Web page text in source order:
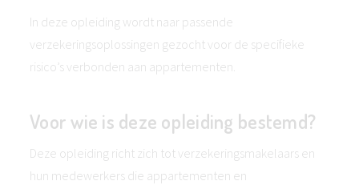
In deze opleiding wordt naar passende
verzekeringsoplossingen gezocht voor de specifieke
risico’s verbonden aan appartementen.
Voor wie is deze opleiding bestemd?
Deze opleiding richt zich tot verzekeringsmakelaars en
hun medewerkers die appartementen en